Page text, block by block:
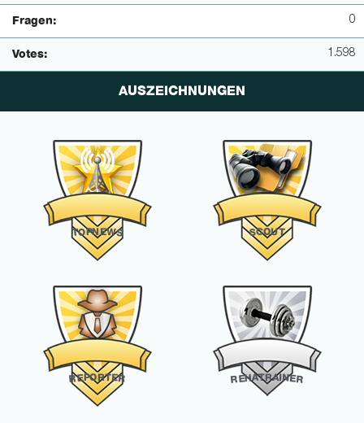
Fragen: 0
Votes: 1.598
AUSZEICHNUNGEN
TOPNEWS SCOUT
REPORTER REHATRAINER